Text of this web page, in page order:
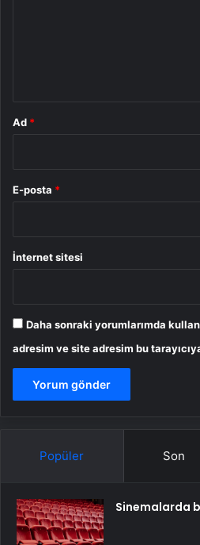
Ad *
E-posta *
İnternet sitesi
Daha sonraki yorumlarımda
adresim ve site adresim bu
Popüler Son
Sinemalarda